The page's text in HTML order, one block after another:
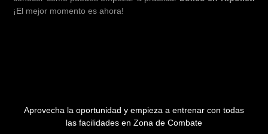
¡El mejor momento es ahora!
Aprovecha la oportunidad y empieza a entrenar con todas
las facilidades en Zona de Combate